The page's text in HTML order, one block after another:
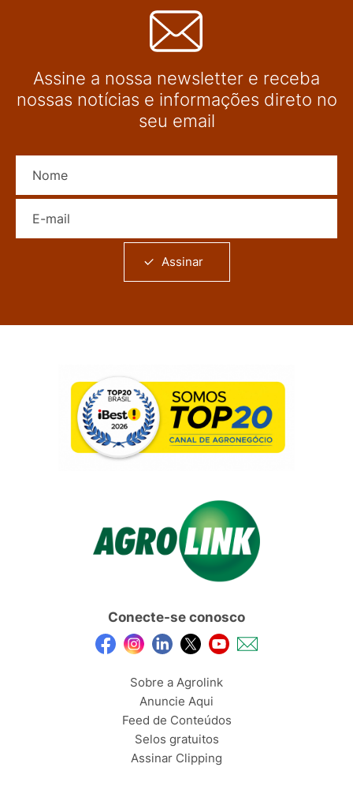
Assine a nossa newsletter e receba
nossas notícias e informações direto no
seu email
Assinar
Conecte-se conosco
Sobre a Agrolink
Anuncie Aqui
Feed de Conteúdos
Selos gratuitos
Assinar Clipping